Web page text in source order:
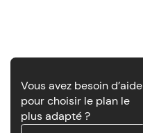
Vous avez besoin d’aide
pour choisir le plan le
plus adapté ?